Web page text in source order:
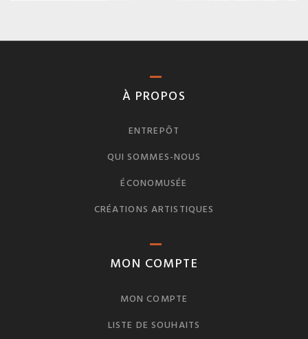
À PROPOS
ENTREPÔT
QUI SOMMES-NOUS
ÉCONOMUSÉE
CRÉATIONS ARTISTIQUES
MON COMPTE
MON COMPTE
LISTE DE SOUHAITS